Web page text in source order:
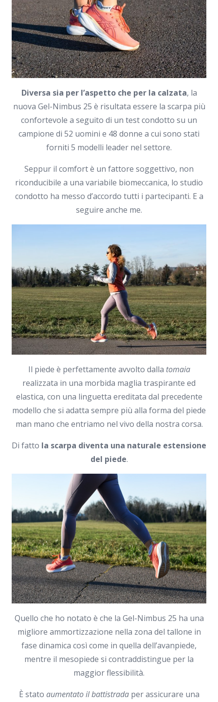
Diversa sia per l’aspetto che per la calzata, la
nuova Gel-Nimbus 25 è risultata essere la scarpa più
confortevole a seguito di un test condotto su un
campione di 52 uomini e 48 donne a cui sono stati
forniti 5 modelli leader nel settore.
Seppur il comfort è un fattore soggettivo, non
riconducibile a una variabile biomeccanica, lo studio
condotto ha messo d’accordo tutti i partecipanti. E a
seguire anche me.
Il piede è perfettamente avvolto dalla tomaia
realizzata in una morbida maglia traspirante ed
elastica, con una linguetta ereditata dal precedente
modello che si adatta sempre più alla forma del piede
man mano che entriamo nel vivo della nostra corsa.
Di fatto la scarpa diventa una naturale estensione
del piede.
Quello che ho notato è che la Gel-Nimbus 25 ha una
migliore ammortizzazione nella zona del tallone in
fase dinamica così come in quella dell’avanpiede,
mentre il mesopiede si contraddistingue per la
maggior flessibilità.
È stato aumentato il battistradaper assicurare una